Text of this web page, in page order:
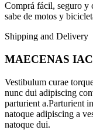
Comprá fácil, seguro y
sabe de motos y
Shipping and Delivery
MAECENAS
Vestibulum curae
nunc dui adipiscing
parturient a.Parturient
natoque adipiscing a
natoque dui.